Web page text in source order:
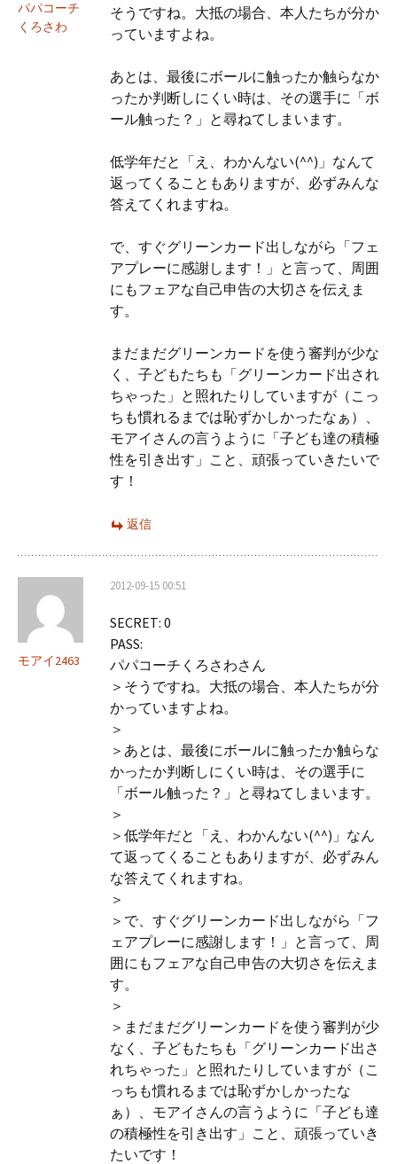
パパコーチ
くろさわ
そうですね。大抵の場合、本人たちが分か
っていますよね。
あとは、最後にボールに触ったか触らなか
ったか判断しにくい時は、その選手に「ボ
ール触った？」と尋ねてしまいます。
低学年だと「え、わかんない(^^)」なんて
返ってくることもありますが、必ずみんな
答えてくれますね。
で、すぐグリーンカード出しながら「フェ
アプレーに感謝します！」と言って、周囲
にもフェアな自己申告の大切さを伝えま
す。
まだまだグリーンカードを使う審判が少な
く、子どもたちも「グリーンカード出され
ちゃった」と照れたりしていますが（こっ
ちも慣れるまでは恥ずかしかったなぁ）、
モアイさんの言うように「子ども達の積極
性を引き出す」こと、頑張っていきたいで
す！
返信
モアイ2463
2012-09-15 00:51
SECRET: 0
PASS:
パパコーチくろさわさん
＞そうですね。大抵の場合、本人たちが分
かっていますよね。
＞
＞あとは、最後にボールに触ったか触らな
かったか判断しにくい時は、その選手に
「ボール触った？」と尋ねてしまいます。
＞
＞低学年だと「え、わかんない(^^)」なん
て返ってくることもありますが、必ずみん
な答えてくれますね。
＞
＞で、すぐグリーンカード出しながら「フ
ェアプレーに感謝します！」と言って、周
囲にもフェアな自己申告の大切さを伝えま
す。
＞
＞まだまだグリーンカードを使う審判が少
なく、子どもたちも「グリーンカード出さ
れちゃった」と照れたりしていますが（こ
っちも慣れるまでは恥ずかしかったな
ぁ）、モアイさんの言うように「子ども達
の積極性を引き出す」こと、頑張っていき
たいです！